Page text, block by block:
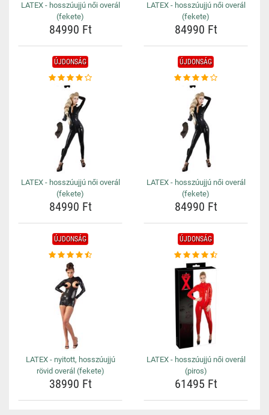
LATEX - hosszúujjú női overál
(fekete)
84990 Ft
LATEX - hosszúujjú női overál
(fekete)
84990 Ft
ÚJDONSÁG
LATEX - hosszúujjú női overál
(fekete)
84990 Ft
ÚJDONSÁG
LATEX - hosszúujjú női overál
(fekete)
84990 Ft
ÚJDONSÁG
LATEX - nyitott, hosszúujjú
rövid overál (fekete)
38990 Ft
ÚJDONSÁG
LATEX - hosszúujjú női overál
(piros)
61495 Ft